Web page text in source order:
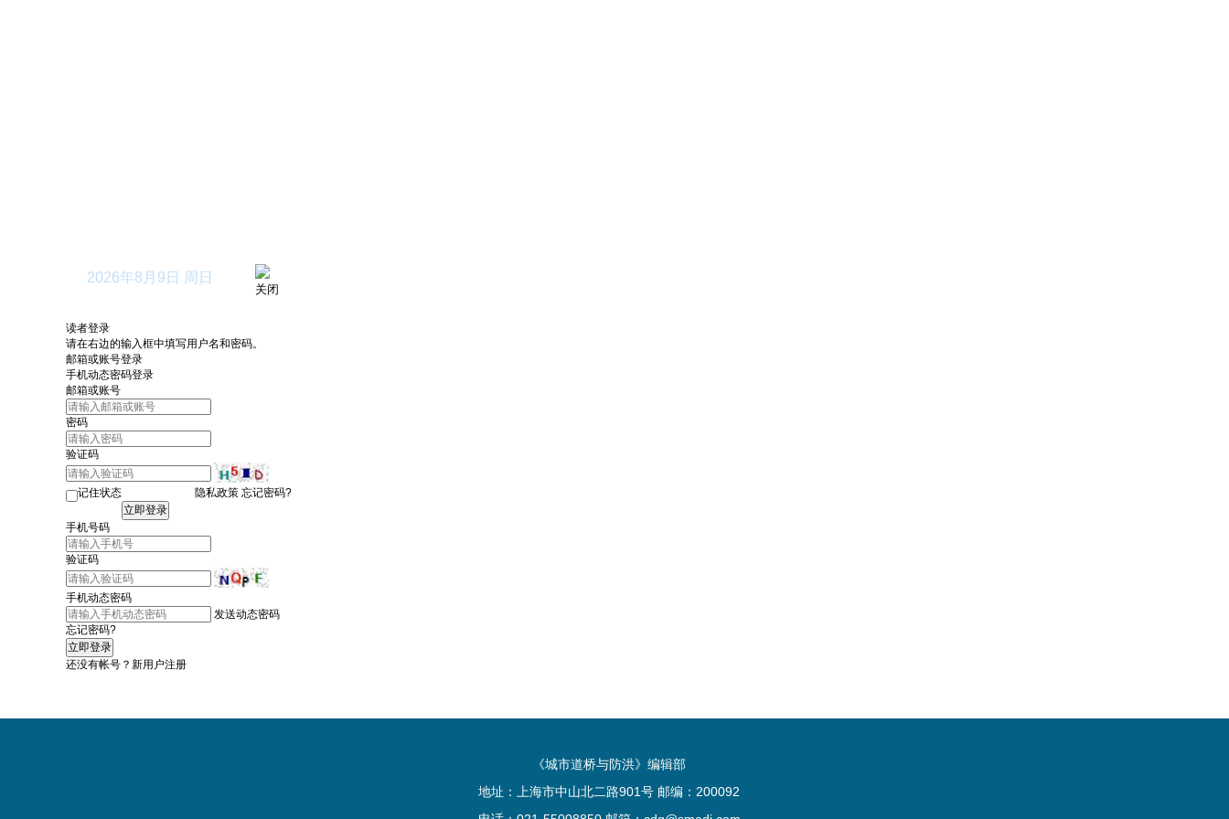
2026年8月9日 周日
读者登录
请在右边的输入框中填写用户名和密码。
邮箱或账号登录
手机动态密码登录
邮箱或账号
密码
验证码
记住状态 隐私政策 忘记密码?
手机号码
验证码
手机动态密码
发送动态密码
忘记密码?
还没有帐号？ 新用户注册
《城市道桥与防洪》编辑部
地址：上海市中山北二路901号 邮编：200092
关闭